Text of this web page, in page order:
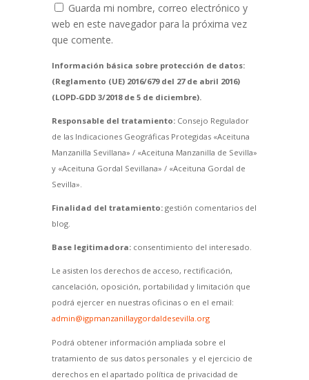
Guarda mi nombre, correo electrónico y
web en este navegador para la próxima vez
que comente.
Información básica sobre protección de datos:
(Reglamento (UE) 2016/679 del 27 de abril 2016)
(LOPD-GDD 3/2018 de 5 de diciembre).
Responsable del tratamiento:Consejo Regulador
de las Indicaciones Geográficas Protegidas «Aceituna
Manzanilla Sevillana» / «Aceituna Manzanilla de Sevilla»
y «Aceituna Gordal Sevillana» / «Aceituna Gordal de
Sevilla».
Finalidad del tratamiento:gestión comentarios del
blog.
Base legitimadora:consentimiento del interesado.
Le asisten los derechos de acceso, rectificación,
cancelación, oposición, portabilidad y limitación que
podrá ejercer en nuestras oficinas o en el email:
admin@igpmanzanillaygordaldesevilla.org
Podrá obtener información ampliada sobre el
tratamiento de sus datos personales y el ejercicio de
derechos en el apartado política de privacidad de